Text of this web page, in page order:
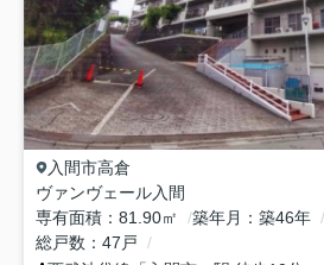
入間市高倉
ヴァンヴェール入間
専有面積
81.90㎡ 築年月 築46年
総戸数
47戸